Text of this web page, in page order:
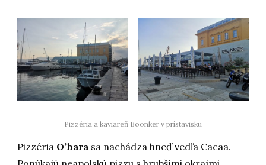
Pizzéria a kaviareň Boonker v prístavisku
Pizzéria O’hara sa nachádza hneď vedľa Cacaa.